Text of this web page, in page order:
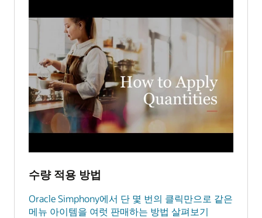
수량 적용 방법
Oracle Simphony에서 단 몇 번의 클릭만으로 같은
메뉴 아이템을 여럿 판매하는 방법 살펴보기